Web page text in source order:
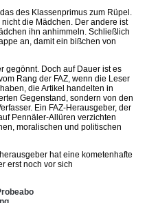
des Klassenprimus zum Rüpel.
die Mädchen. Der andere ist
ihn anhimmeln. Schließlich
an, damit ein bißchen von
gegönnt. Doch auf Dauer ist es
Rang der FAZ, wenn die Leser
die Artikel handelten in
Gegenstand, sondern von den
Ein FAZ-Herausgeber, der
Pennäler-Allüren verzichten
moralischen und politischen
hat eine kometenhafte
erst noch vor sich